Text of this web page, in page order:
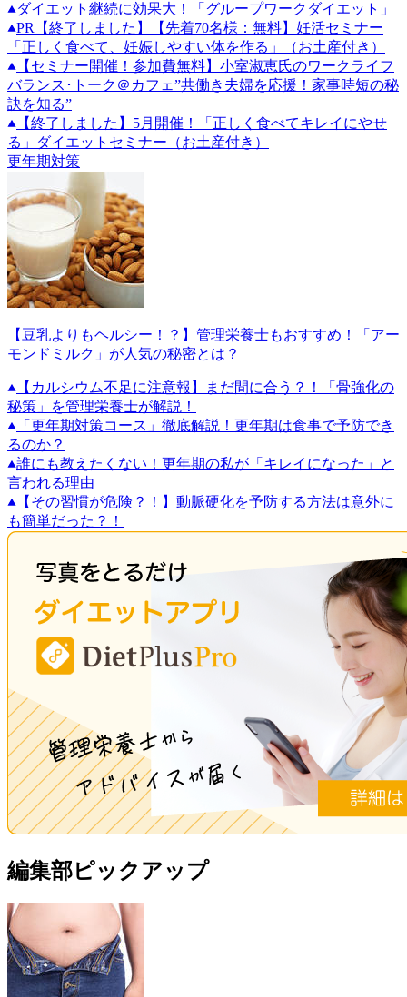
ダイエット継続に効果大！「グループワークダイエット」
PR
【終了しました】【先着70名様：無料】妊活セミナー
「正しく食べて、妊娠しやすい体を作る」（お土産付き）
【セミナー開催！参加費無料】小室淑恵氏のワークライフ
バランス･トーク＠カフェ”共働き夫婦を応援！家事時短の秘
訣を知る”
【終了しました】5月開催！「正しく食べてキレイにやせ
る」ダイエットセミナー（お土産付き）
更年期対策
【豆乳よりもヘルシー！？】管理栄養士もおすすめ！「アー
モンドミルク」が人気の秘密とは？
【カルシウム不足に注意報】まだ間に合う？！「骨強化の
秘策」を管理栄養士が解説！
「更年期対策コース」徹底解説！更年期は食事で予防でき
るのか？
誰にも教えたくない！更年期の私が「キレイになった」と
言われる理由
【その習慣が危険？！】動脈硬化を予防する方法は意外に
も簡単だった？！
編集部ピックアップ